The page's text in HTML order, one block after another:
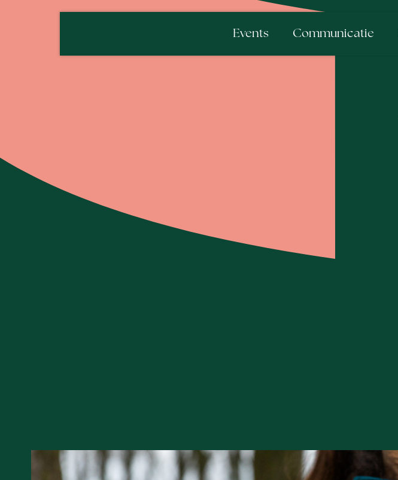
Events Communicatie